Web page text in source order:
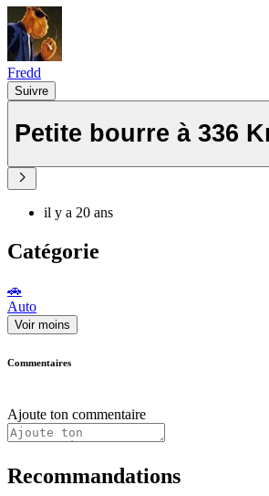
Fredd
Suivre
Petite bourre à 336
il y a 20 ans
Catégorie
🚗
Auto
Voir moins
Commentaires
Ajoute ton commentaire
Recommandations